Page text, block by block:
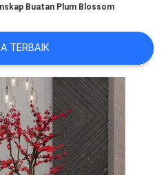
Buatan Plum Blossom
TERBAIK